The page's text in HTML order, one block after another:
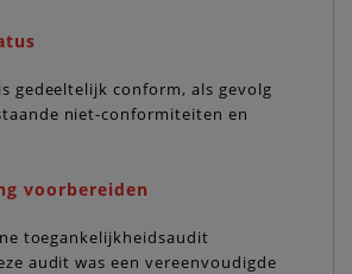
gedeeltelijk conform, als gevolg
niet-conformiteiten en
voorbereiden
toegankelijkheidsaudit
audit was een vereenvoudigde